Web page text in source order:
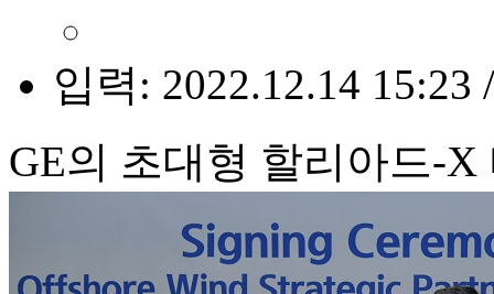
입력: 2022.12.14 15:23
GE의 초대형 할리아드-